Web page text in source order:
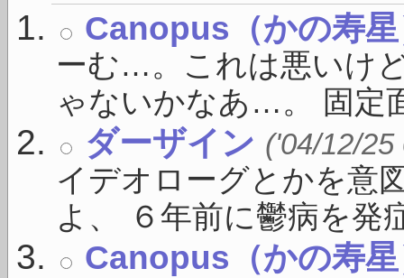
Canopus（かの寿
ーむ…。これは悪いけ
ゃないかなあ…。 固定
ダーザイン ('04/12/25
イデオローグとかを意
よ、 ６年前に鬱病を発
Canopus（かの寿